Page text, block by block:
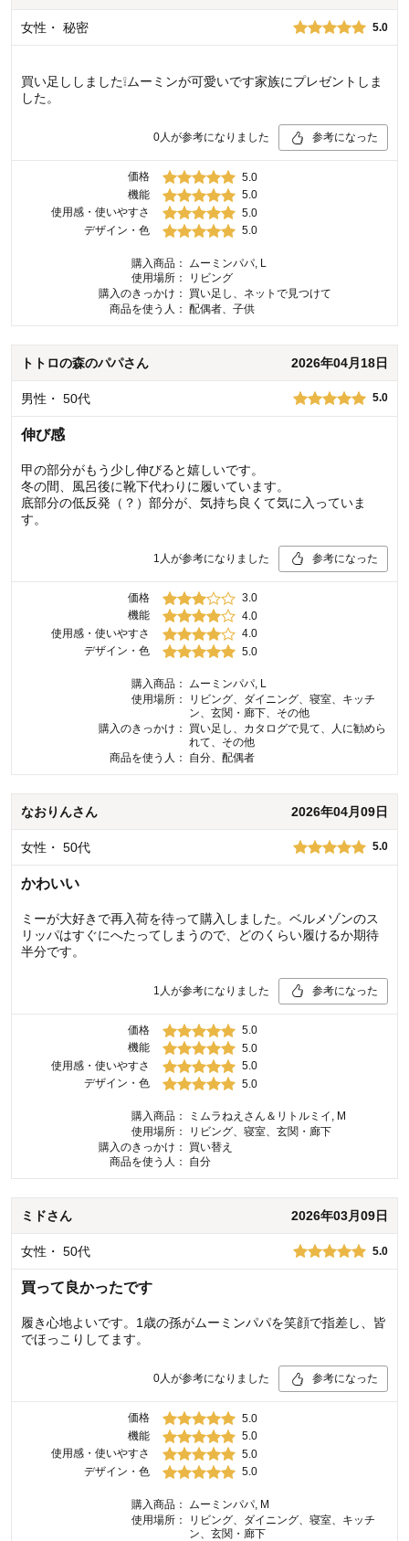
女性 ・ 秘密 5.0
買い足ししました❕ムーミンが可愛いです家族にプレゼントしま
した。
0人が参考になりました 参考になった
価格
5.0
機能
5.0
使用感・使いやすさ
5.0
デザイン・色
5.0
購入商品：
ムーミンパパ, L
使用場所：
リビング
購入のきっかけ：
買い足し、ネットで見つけて
商品を使う人： 配偶者、子供
トトロの森のパパさん 2026年04月18日
男性 ・ 50代 5.0
伸び感
甲の部分がもう少し伸びると嬉しいです。
冬の間、風呂後に靴下代わりに履いています。
底部分の低反発（？）部分が、気持ち良くて気に入っていま
す。
1 人が参考になりました 参考になった
価格
3.0
機能
4.0
使用感・使いやすさ
4.0
デザイン・色
5.0
購入商品： ムーミンパパ, L
使用場所：
リビング、ダイニング、寝室、キッチ
ン、玄関・廊下、その他
購入のきっかけ：
買い足し、カタログで見て、人に勧めら
れて、その他
商品を使う人：
自分、配偶者
なおりんさん 2026年04月09日
女性 ・ 50代 5.0
かわいい
ミーが大好きで再入荷を待って購入しました。ベルメゾンのス
リッパはすぐにへたってしまうので、どのくらい履けるか期待
半分です。
1 人が参考になりました 参考になった
価格
5.0
機能
5.0
使用感・使いやすさ
5.0
デザイン・色
5.0
購入商品：
ミムラねえさん＆リトルミイ, M
使用場所：
リビング、寝室、玄関・廊下
購入のきっかけ：
買い替え
商品を使う人：
自分
ミドさん 2026年03月09日
女性 ・ 50代 5.0
買って良かったです
履き心地よいです。1歳の孫がムーミンパパを笑顔で指差し、皆
でほっこりしてます。
0人が参考になりました 参考になった
価格
5.0
機能
5.0
使用感・使いやすさ
5.0
デザイン・色
5.0
購入商品： ムーミンパパ, M
使用場所：
リビング、ダイニング、寝室、キッチ
ン、玄関・廊下